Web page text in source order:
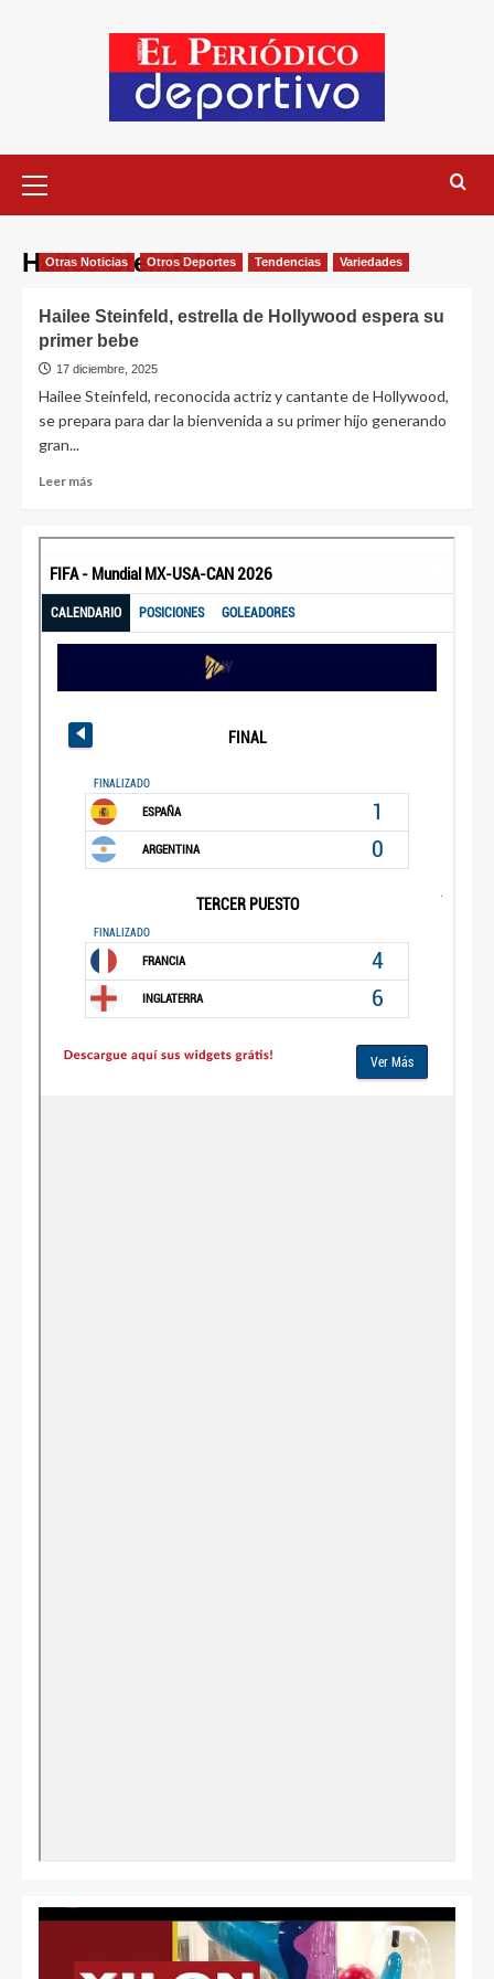
Hailee Steinfeld
Otras Noticias Otros Deportes Tendencias Variedades
Hailee Steinfeld, estrella de Hollywood espera su
primer bebe
17 diciembre, 2025
Hailee Steinfeld, reconocida actriz y cantante de Hollywood,
se prepara para dar la bienvenida a su primer hijo generando
gran...
Leer más